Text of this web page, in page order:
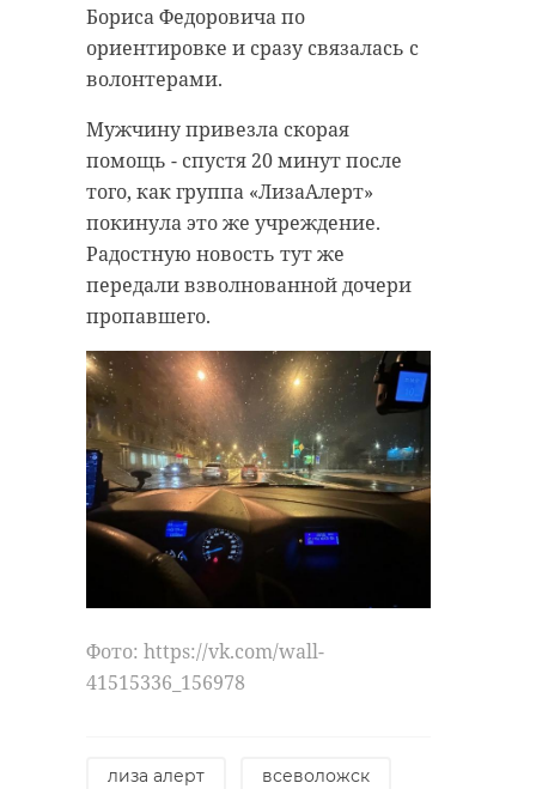
Бориса Федоровича по
ориентировке и сразу связалась с
волонтерами.
Мужчину привезла скорая
помощь - спустя 20 минут после
того, как группа «ЛизаАлерт»
покинула это же учреждение.
Радостную новость тут же
передали взволнованной дочери
пропавшего.
Фото: https://vk.com/wall-
41515336_156978
лиза алерт всеволожск
Поделиться статьей: